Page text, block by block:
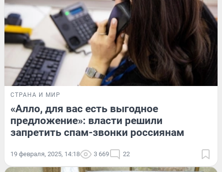
СТРАНА И МИР
«Алло, для вас есть выгодное
предложение»: власти решили
запретить спам-звонки россиянам
19 февраля, 2025, 14:18 3 669 22